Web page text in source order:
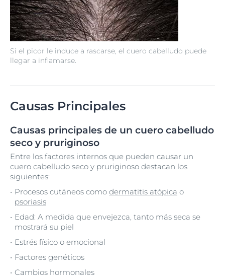
Si el picor le induce a rascarse, el cuero cabelludo puede
llegar a inflamarse.
Causas Principales
Causas principales de un cuero cabelludo
seco y pruriginoso
Entre los factores internos que pueden causar un
cuero cabelludo seco y pruriginoso destacan los
siguientes:
Procesos cutáneos como dermatitis atópica o
psoriasis
Edad: A medida que envejezca, tanto más seca se
mostrará su piel
Estrés físico o emocional
Factores genéticos
Cambios hormonales